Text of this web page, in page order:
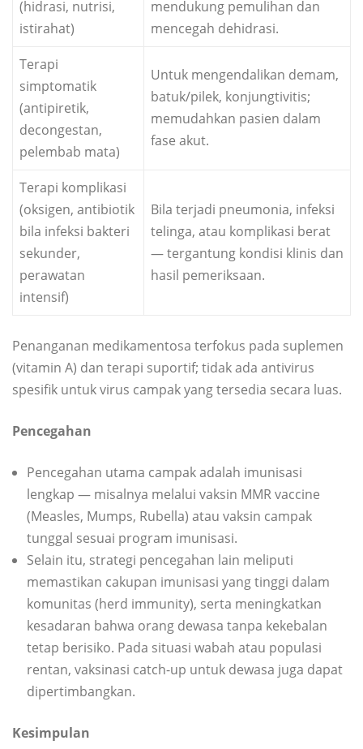
(hidrasi, nutrisi,
istirahat)
mendukung pemulihan dan
mencegah dehidrasi.
Terapi
simptomatik
(antipiretik,
decongestan,
pelembab mata)
Untuk mengendalikan demam,
batuk/pilek, konjungtivitis;
memudahkan pasien dalam
fase akut.
Terapi komplikasi
(oksigen, antibiotik
bila infeksi bakteri
sekunder,
perawatan
intensif)
Bila terjadi pneumonia, infeksi
telinga, atau komplikasi berat
— tergantung kondisi klinis dan
hasil pemeriksaan.
Penanganan medikamentosa terfokus pada suplemen
(vitamin A) dan terapi suportif; tidak ada antivirus
spesifik untuk virus campak yang tersedia secara luas.
Pencegahan
Pencegahan utama campak adalah imunisasi
lengkap — misalnya melalui vaksin MMR vaccine
(Measles, Mumps, Rubella) atau vaksin campak
tunggal sesuai program imunisasi.
Selain itu, strategi pencegahan lain meliputi
memastikan cakupan imunisasi yang tinggi dalam
komunitas (herd immunity), serta meningkatkan
kesadaran bahwa orang dewasa tanpa kekebalan
tetap berisiko. Pada situasi wabah atau populasi
rentan, vaksinasi catch-up untuk dewasa juga dapat
dipertimbangkan.
Kesimpulan